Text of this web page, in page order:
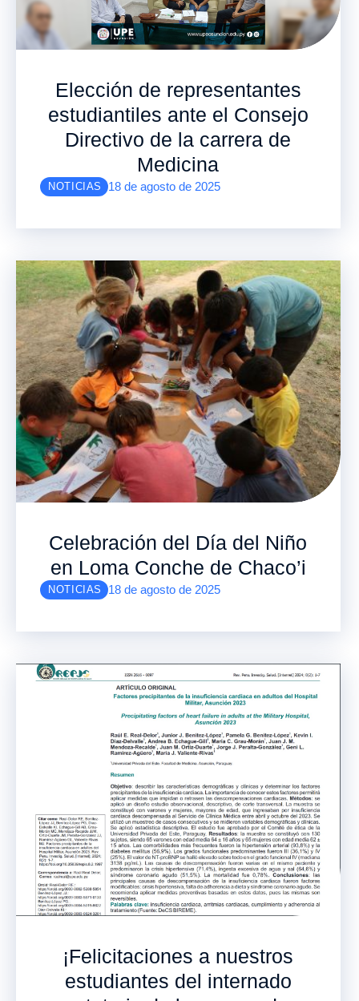
Elección de representantes
estudiantiles ante el Consejo
Directivo de la carrera de
Medicina
NOTICIAS 18 de agosto de 2025
Celebración del Día del Niño
en Loma Conche de Chaco’i
NOTICIAS 18 de agosto de 2025
¡Felicitaciones a nuestros
estudiantes del internado